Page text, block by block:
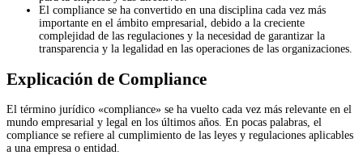
El compliance se ha convertido en una disciplina cada vez más
importante en el ámbito empresarial, debido a la creciente
complejidad de las regulaciones y la necesidad de garantizar la
transparencia y la legalidad en las operaciones de las organizaciones.
Explicación de Compliance
El término jurídico «compliance» se ha vuelto cada vez más relevante en el
mundo empresarial y legal en los últimos años. En pocas palabras, el
compliance se refiere al cumplimiento de las leyes y regulaciones aplicables
a una empresa o entidad.